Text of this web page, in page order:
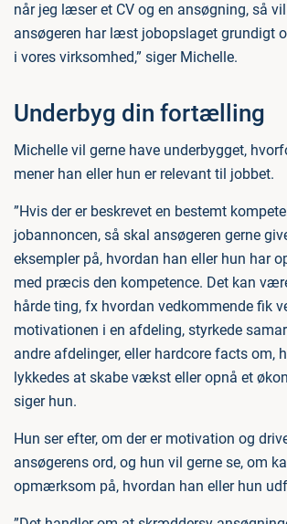
når jeg læser et CV og en ansøgning, så
ansøgeren har læst jobopslaget grundigt
i vores virksomhed,” siger Michelle.
Underbyg din fortælling
Michelle vil gerne have underbygget,
mener han eller hun er relevant til jobbet.
”Hvis der er beskrevet en bestemt
jobannoncen, så skal ansøgeren gerne
eksempler på, hvordan han eller hun har
med præcis den kompetence. Det kan
hårde ting, fx hvordan vedkommende fik
motivationen i en afdeling, styrkede
andre afdelinger, eller hardcore facts om,
lykkedes at skabe vækst eller opnå et
siger hun.
Hun ser efter, om der er motivation og
ansøgerens ord, og hun vil gerne se, om
opmærksom på, hvordan han eller hun